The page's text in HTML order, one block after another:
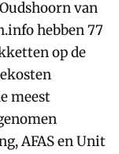
van
hebben 77
op de
meest
AFAS en Unit